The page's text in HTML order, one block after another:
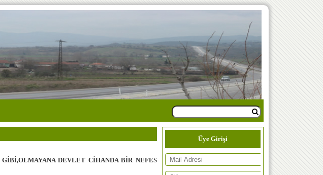
DEVLET CİHANDA BİR NEFES
Üye Girişi